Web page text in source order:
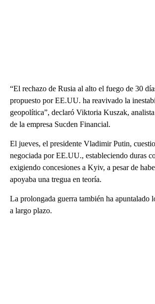
“El rechazo de Rusia al alto el fuego de 30
propuesto por EE.UU. ha reavivado la
geopolítica”, declaró Viktoria Kuszak,
de la empresa Sucden Financial.
El jueves, el presidente Vladimir Putin,
negociada por EE.UU., estableciendo duras
exigiendo concesiones a Kyiv, a pesar de
apoyaba una tregua en teoría.
La prolongada guerra también ha apuntalado
a largo plazo.